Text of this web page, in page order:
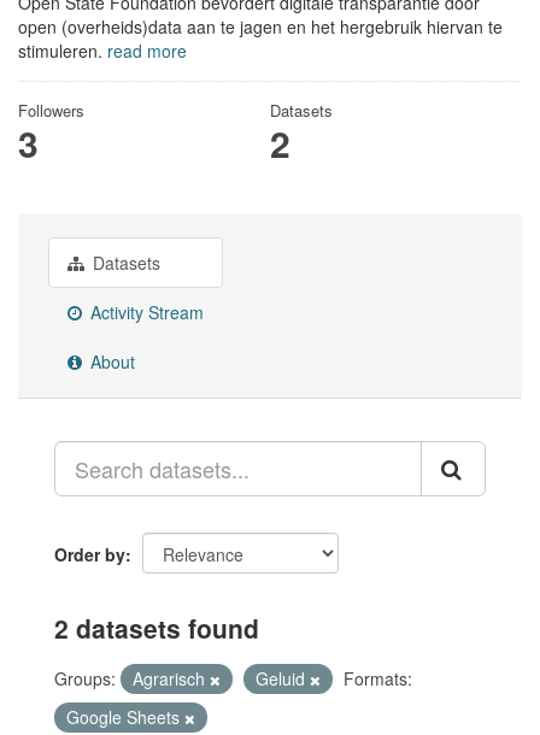
open (overheids)data aan te jagen en het hergebruik hiervan te
stimuleren. read more
Followers
3
Datasets
2
Datasets
Activity Stream
About
Order by
2 datasets found
Groups: Agrarisch Geluid
Formats:
Google Sheets